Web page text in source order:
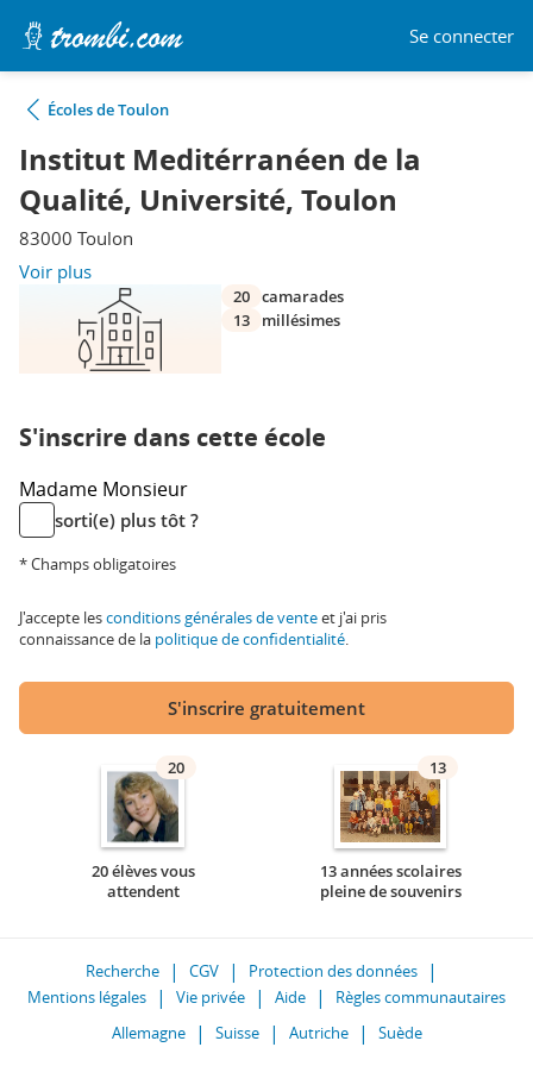
Se connecter
Écoles de Toulon
Institut Meditérranéen de la
Qualité, Université, Toulon
83000 Toulon
Voir plus
20 camarades
13
millésimes
S'inscrire dans cette école
Madame Monsieur
sorti(e) plus tôt ?
* Champs obligatoires
J'accepte lesconditions générales de venteet j'ai pris
connaissance de la politique de confidentialité.
S'inscrire gratuitement
20
20 élèves vous
attendent
13
13 années scolaires
pleine de souvenirs
Recherche CGV
Protection des données
Mentions légales
Vie privée Aide
Règles communautaires
Allemagne
Suisse Autriche Suède